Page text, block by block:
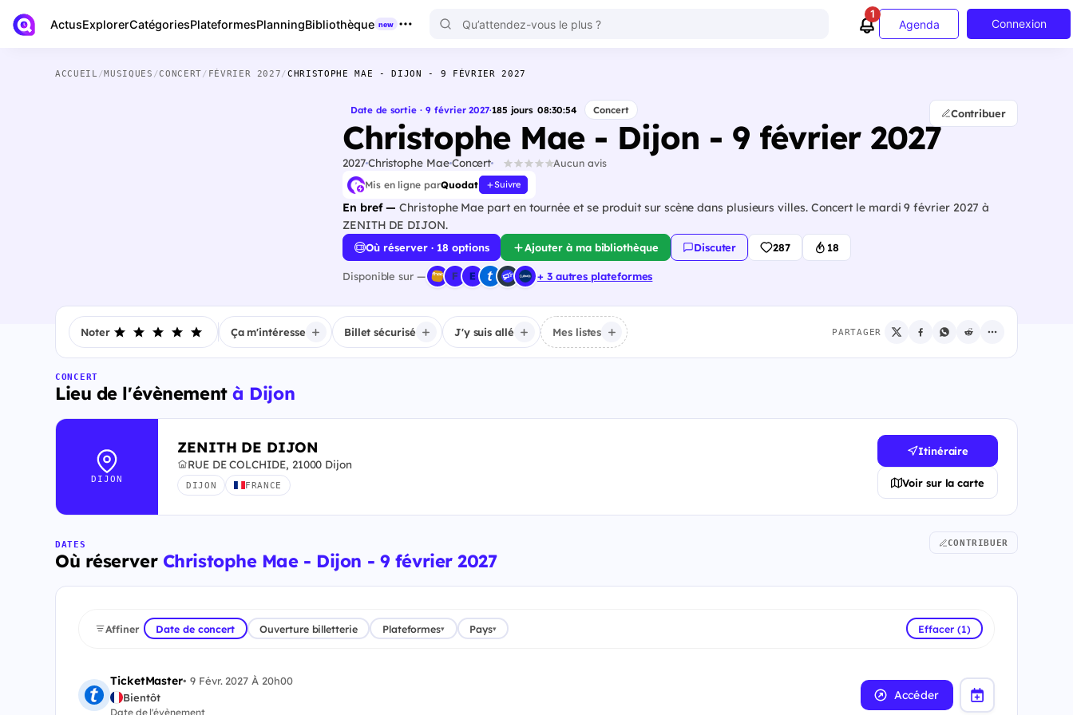
ActusExplorerCatégoriesPlateformesPlanningBibliothèque new
1
Agenda Connexion
ACCUEIL /MUSIQUES /CONCERT/ FÉVRIER 2027/CHRISTOPHE MAE - DIJON - 9 FÉVRIER 2027
Date de sortie · 9 février 2027·185 jours 08:30:53 Concert
Christophe Mae - Dijon - 9 février 2027
2027Christophe MaeConcert Aucun avis
Mis en ligne parQuodat Suivre
En bref — Christophe Mae part en tournée et se produit sur scène dans plusieurs villes. Concert le mardi 9 février 2027 à
ZENITH DE DIJON.
Contribuer
Où réserver · 18 options Ajouter à ma bibliothèque Discuter 287 18
Disponible sur — + 3 autres plateformes
Noter Ça m'intéresse Billet sécurisé J'y suis allé Mes listes PARTAGER
CONCERT
Lieu de l'évènementà Dijon
DIJON
ZENITH DE DIJON
RUE DE COLCHIDE, 21000 Dijon
DIJON FRANCE
Itinéraire
Voir sur la carte
DATES
Où réserver Christophe Mae - Dijon - 9 février 2027
CONTRIBUER
Affiner Date de concert Ouverture billetterie Plateformes▾ Pays▾ Effacer (1)
TicketMaster• 9 Févr. 2027 À 20h00
Bientôt
Date de l'évènement
Accéder